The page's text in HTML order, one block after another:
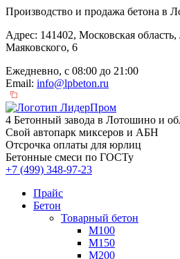
Производство и продажа бетона в
Адрес: 141402, Московская
Маяковского, 6
Ежедневно, с 08:00 до 21:00
Email: info@lpbeton.ru
4 Бетонный завода в Лотошино и
Свой автопарк миксеров и АБН
Отсрочка оплаты для юрлиц
Бетонные смеси по ГОСТу
+7 (499) 348-97-23
Прайс
Бетон
Товарный бетон
М100
М150
М200